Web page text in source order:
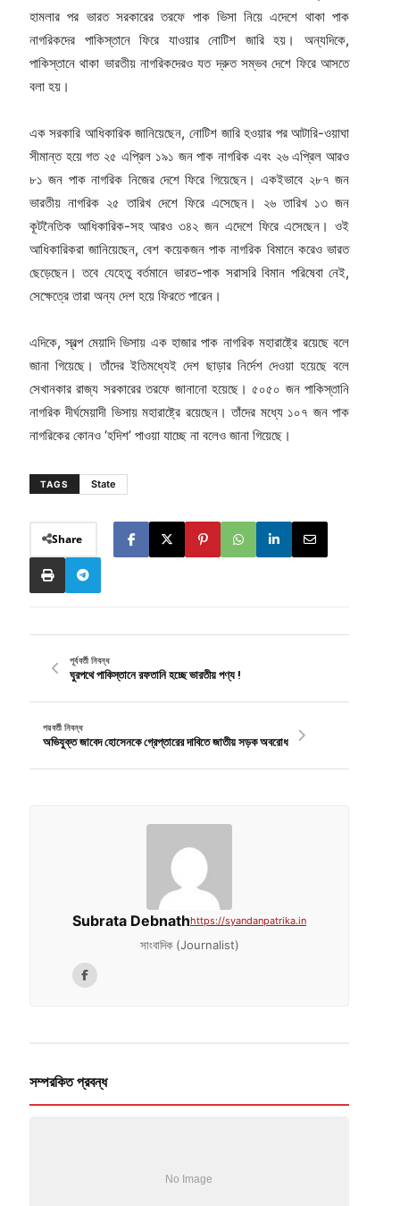
হামলার পর ভারত সরকারের তরফে পাক ভিসা নিয়ে এদেশে থাকা পাক
নাগরিকদের পাকিস্তানে ফিরে যাওয়ার নোটিশ জারি হয়। অন্যদিকে,
পাকিস্তানে থাকা ভারতীয় নাগরিকদেরও যত দ্রুত সম্ভব দেশে ফিরে আসতে
বলা হয়।
এক সরকারি আধিকারিক জানিয়েছেন, নোটিশ জারি হওয়ার পর আটারি-ওয়াঘা
সীমান্ত হয়ে গত ২৫ এপ্রিল ১৯১ জন পাক নাগরিক এবং ২৬ এপ্রিল আরও
৮১ জন পাক নাগরিক নিজের দেশে ফিরে গিয়েছেন। একইভাবে ২৮৭ জন
ভারতীয় নাগরিক ২৫ তারিখ দেশে ফিরে এসেছেন। ২৬ তারিখ ১৩ জন
কূটনৈতিক আধিকারিক-সহ আরও ৩৪২ জন এদেশে ফিরে এসেছেন। ওই
আধিকারিকরা জানিয়েছেন, বেশ কয়েকজন পাক নাগরিক বিমানে করেও ভারত
ছেড়েছেন। তবে যেহেতু বর্তমানে ভারত-পাক সরাসরি বিমান পরিষেবা নেই,
সেক্ষেত্রে তারা অন্য দেশ হয়ে ফিরতে পারেন।
এদিকে, স্বল্প মেয়াদি ভিসায় এক হাজার পাক নাগরিক মহারাষ্ট্রে রয়েছে বলে
জানা গিয়েছে। তাঁদের ইতিমধ্যেই দেশ ছাড়ার নির্দেশ দেওয়া হয়েছে বলে
সেখানকার রাজ্য সরকারের তরফে জানানো হয়েছে। ৫০৫০ জন পাকিস্তানি
নাগরিক দীর্ঘমেয়াদী ভিসায় মহারাষ্ট্রে রয়েছেন। তাঁদের মধ্যে ১০৭ জন পাক
নাগরিকের কোনও ‘হদিশ’ পাওয়া যাচ্ছে না বলেও জানা গিয়েছে।
TAGS State
Share
পূর্ববর্তী নিবন্ধ
ঘুরপথে পাকিস্তানে রফতানি হচ্ছে ভারতীয় পণ্য !
পরবর্তী নিবন্ধ
অভিযুক্ত জাবেদ হোসেনকে গ্রেপ্তারের দাবিতে জাতীয় সড়ক অবরোধ
Subrata Debnathhttps://syandanpatrika.in
সাংবাদিক (Journalist)
সম্পরকিত প্রবন্ধ